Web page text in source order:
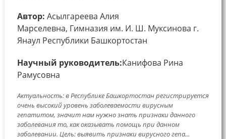
Автор: Асылгареева Алия
Марселевна, Гимназия им. И. Ш. Муксинова г.
Янаул Республики Башкортостан
Научный руководитель:Канифова Рина
Рамусовна
Актуальность: в Республике Башкортостан регистрируется
очень высокий уровень заболеваемости вирусным
гепатитом, значит нам нужно знать признаки данного
заболевания то, как оказывать помощь при данном
заболевании. Цель: выявить признаки вирусного гепа...